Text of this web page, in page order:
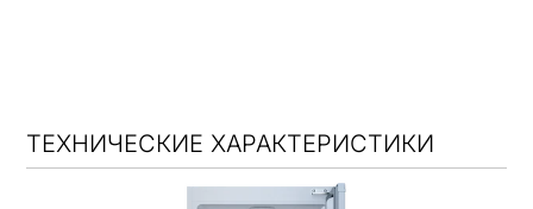
ТЕХНИЧЕСКИЕ ХАРАКТЕРИСТИКИ